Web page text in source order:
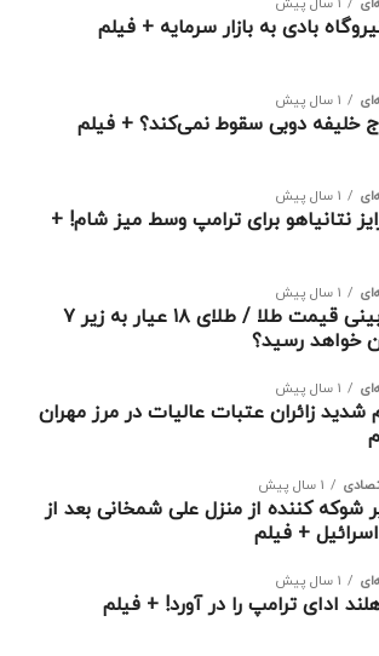
1 سال پیش
بادی به بازار سرمایه + فیلم
1 سال پیش
خلیفه دوبی سقوط نمی‌کند؟ + فیلم
1 سال پیش
نتانیاهو برای ترامپ وسط میز شام! +
1 سال پیش
پیش‌بینی قیمت طلا / طلای ۱۸ عیار به زیر ۷
خواهد رسید؟
1 سال پیش
شدید زائران عتبات عالیات در مرز مهران
1 سال پیش
شوکه کننده از منزل علی شمخانی بعد از
+ فیلم
1 سال پیش
ادای ترامپ را در آورد! + فیلم